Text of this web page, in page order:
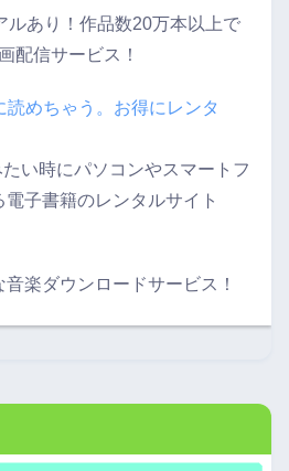
ルあり！作品数20万本以上で
配信サービス！
めちゃう。お得にレンタ
い時にパソコンやスマートフ
子書籍のレンタルサイト
楽ダウンロードサービス！